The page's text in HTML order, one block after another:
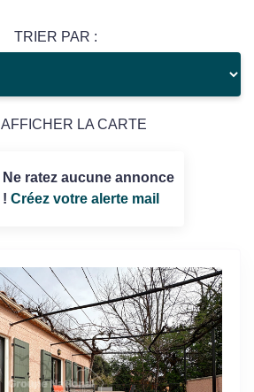
TRIER PAR :
AFFICHER LA CARTE
Ne ratez aucune annonce
! Créez votre alerte mail